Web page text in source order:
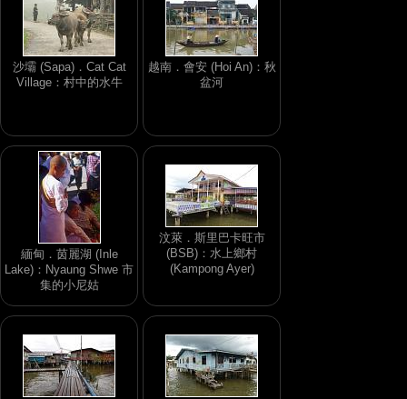
沙壩 (Sapa)．Cat Cat
Village：村中的水牛
越南．會安 (Hoi An)：秋
盆河
緬甸．茵麗湖 (Inle
Lake)：Nyaung Shwe 市
集的小尼姑
汶萊．斯里巴卡旺市
(BSB)：水上鄉村
(Kampong Ayer)